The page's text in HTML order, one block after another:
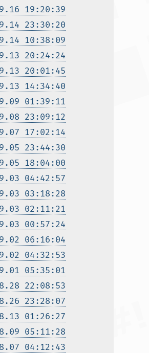
19:20:39
23:30:20
10:38:09
20:24:24
20:01:45
14:34:40
01:39:11
23:09:12
17:02:14
23:44:30
18:04:00
04:42:57
03:18:28
02:11:21
00:57:24
06:16:04
04:32:53
05:35:01
22:08:53
23:28:07
01:26:27
05:11:28
04:12:43